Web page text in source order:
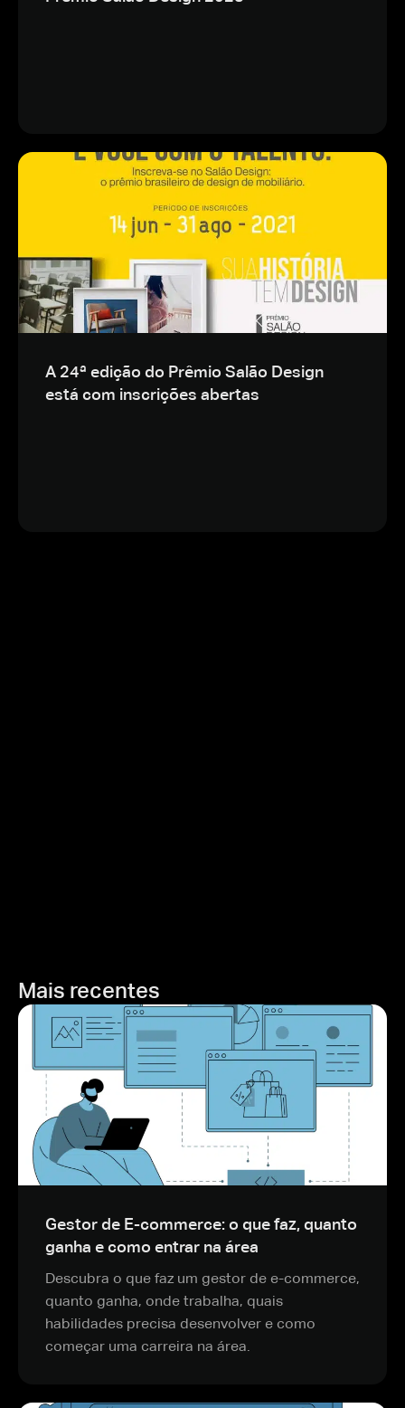
A 24ª edição do Prêmio Salão Design
está com inscrições abertas
Mais recentes
Gestor de E-commerce: o que faz, quanto
ganha e como entrar na área
Descubra o que faz um gestor de e-commerce,
quanto ganha, onde trabalha, quais
habilidades precisa desenvolver e como
começar uma carreira na área.